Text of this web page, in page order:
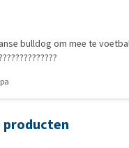
bulldog om mee te
producten